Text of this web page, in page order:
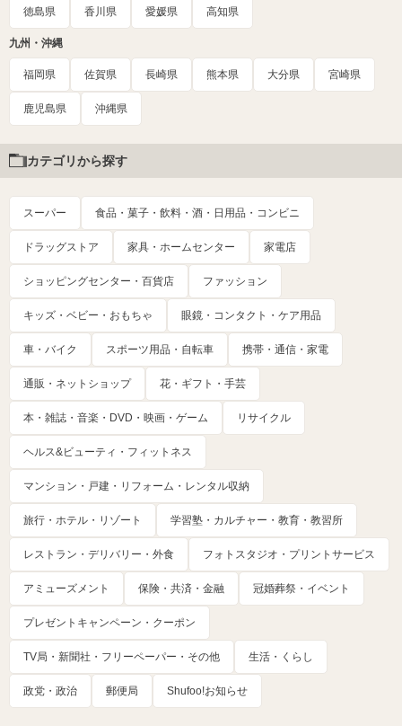
徳島県 香川県 愛媛県 高知県
九州・沖縄
福岡県 佐賀県 長崎県 熊本県 大分県 宮崎県
鹿児島県 沖縄県
カテゴリから探す
スーパー 食品・菓子・飲料・酒・日用品・コンビニ
ドラッグストア 家具・ホームセンター 家電店
ショッピングセンター・百貨店 ファッション
キッズ・ベビー・おもちゃ 眼鏡・コンタクト・ケア用品
車・バイク スポーツ用品・自転車 携帯・通信・家電
通販・ネットショップ 花・ギフト・手芸
本・雑誌・音楽・DVD・映画・ゲーム リサイクル
ヘルス&ビューティ・フィットネス
マンション・戸建・リフォーム・レンタル収納
旅行・ホテル・リゾート 学習塾・カルチャー・教育・教習所
レストラン・デリバリー・外食 フォトスタジオ・プリントサービス
アミューズメント 保険・共済・金融 冠婚葬祭・イベント
プレゼントキャンペーン・クーポン
TV局・新聞社・フリーペーパー・その他 生活・くらし
政党・政治 郵便局 Shufoo!お知らせ